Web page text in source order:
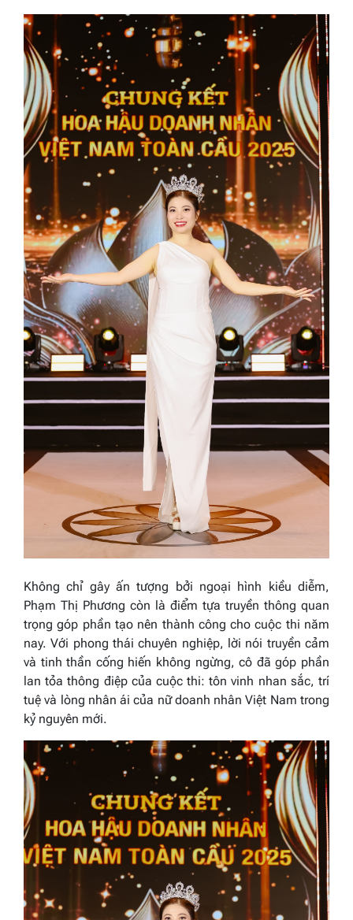
Không chỉ gây ấn tượng bởi ngoại hình kiều diễm,
Phạm Thị Phương còn là điểm tựa truyền thông quan
trọng góp phần tạo nên thành công cho cuộc thi năm
nay. Với phong thái chuyên nghiệp, lời nói truyền cảm
và tinh thần cống hiến không ngừng, cô đã góp phần
lan tỏa thông điệp của cuộc thi: tôn vinh nhan sắc, trí
tuệ và lòng nhân ái của nữ doanh nhân Việt Nam trong
kỷ nguyên mới.